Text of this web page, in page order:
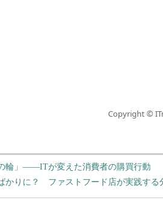
Copyright ©
輪」――ITが変えた消費者の購買行動
かりに？ ファストフード店が実践する